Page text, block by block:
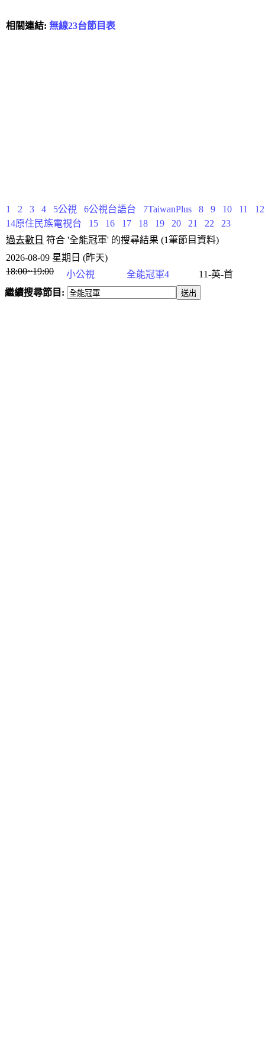
相關連結: 無線23台節目表
1 2 3 4 5公視 6公視台語台 7TaiwanPlus 8 9 10 11
14原住民族電視台
15 16 17 18 19 20 21 22
23
過去數日 符合 '全能冠軍' 的搜尋結果 (1筆節目資料)
2026-08-09 星期日 (昨天)
18:00~19:00
小公視 全能冠軍4
11-英-首
繼續搜尋節目: